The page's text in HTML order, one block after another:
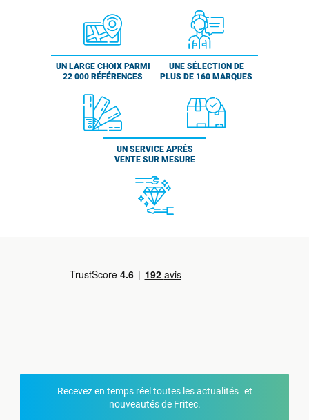
UN LARGE CHOIX PARMI
22 000 RÉFÉRENCES
UNE SÉLECTION DE
PLUS DE 160 MARQUES
UN SERVICE APRÈS
VENTE SUR MESURE
Recevez en temps réel toutes les actualités et
nouveautés de Fritec.